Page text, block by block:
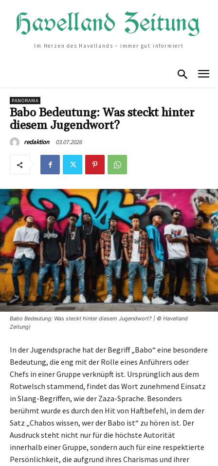
Im Herzen des Havellands – immer gut informiert
PANORAMA
Babo Bedeutung: Was steckt hinter
diesem Jugendwort?
redaktion 03.07.2026
Babo Bedeutung: Was steckt hinter diesem Jugendwort? | © Havelland
Zeitung)
In der Jugendsprache hat der Begriff „Babo“ eine besondere
Bedeutung, die eng mit der Rolle eines Anführers oder
Chefs in einer Gruppe verknüpft ist. Ursprünglich aus dem
Rotwelsch stammend, findet das Wort zunehmend Einsatz
in Slang-Begriffen, wie der Zaza-Sprache. Besonders
berühmt wurde es durch den Hit von Haftbefehl, in dem der
Satz „Chabos wissen, wer der Babo ist“ zu hören ist. Der
Ausdruck steht nicht nur für die höchste Autorität
innerhalb einer Gruppe, sondern auch für eine respektierte
Persönlichkeit, die aufgrund ihres Charismas und ihrer